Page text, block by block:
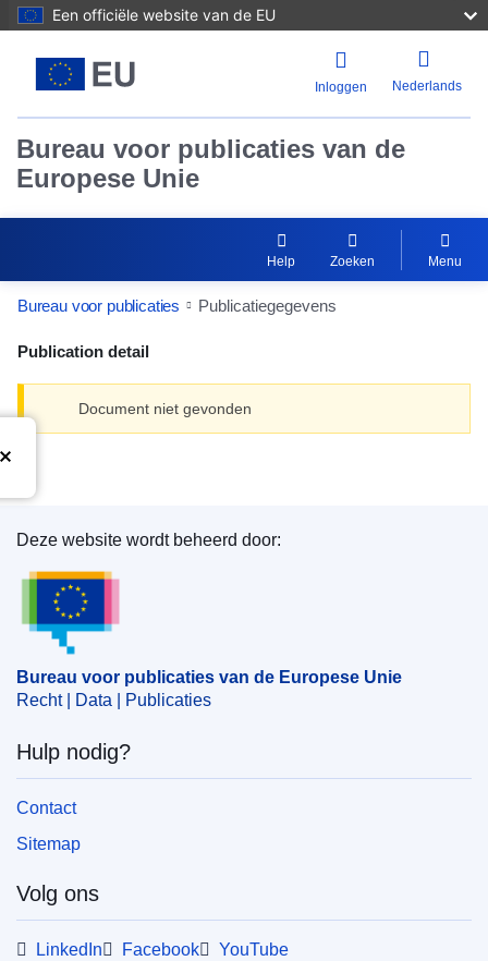
Een officiële website van de EU
Inloggen Nederlands
Bureau voor publicaties van de
Europese Unie
Help Zoeken Menu
Bureau voor publicaties Publicatiegegevens
Publication detail
Document niet gevonden
Bureau voor publicaties van de Europese Unie
Deze website wordt beheerd door:
Bureau voor publicaties van de Europese Unie
Recht | Data | Publicaties
Hulp nodig?
Contact
Sitemap
Volg ons
LinkedIn Facebook
YouTube